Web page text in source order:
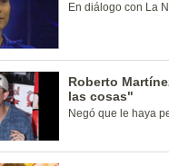
En diálogo con La
Roberto
las cosas"
Negó que le haya